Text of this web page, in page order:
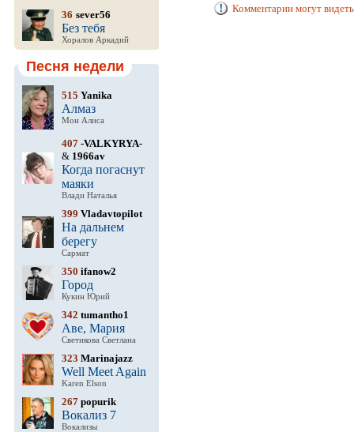
36 sever56
Без тебя
Хоралов Аркадий
Песня недели
515 Yanika
Алмаз
Мон Алиса
407 -VALKYRYA-
& 1966av
Когда погаснут
маяки
Влади Наталья
399 Vladavtopilot
На дальнем
берегу
Сармат
350 ifanow2
Город
Кукин Юрий
342 tumantho1
Аве, Мария
Светикова Светлана
323 Marinajazz
Well Meet Again
Karen Elson
267 popurik
Вокализ 7
Вокализы
Комментарии могут